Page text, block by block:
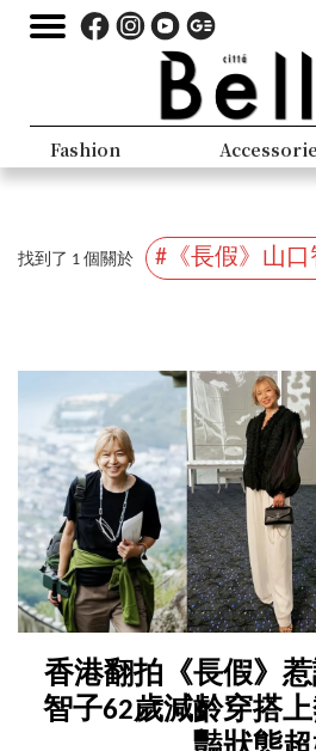
Fashion
找到了 1 個關於 #《長假》山口
香港翻拍《長假》
智子62歲減齡穿搭